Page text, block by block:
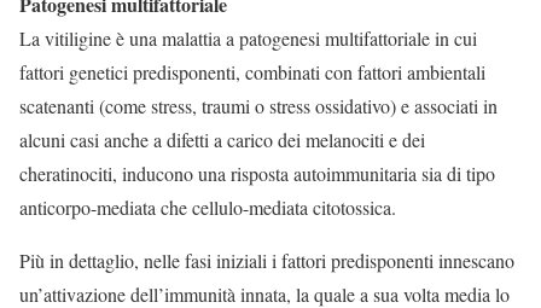
La vitiligine è una malattia a patogenesi multifattoriale in cui
fattori genetici predisponenti, combinati con fattori ambientali
scatenanti (come stress, traumi o stress ossidativo) e associati in
alcuni casi anche a difetti a carico dei melanociti e dei
cheratinociti, inducono una risposta autoimmunitaria sia di tipo
anticorpo-mediata che cellulo-mediata citotossica.
Più in dettaglio, nelle fasi iniziali i fattori predisponenti innescano
un’attivazione dell’immunità innata, la quale a sua volta media lo